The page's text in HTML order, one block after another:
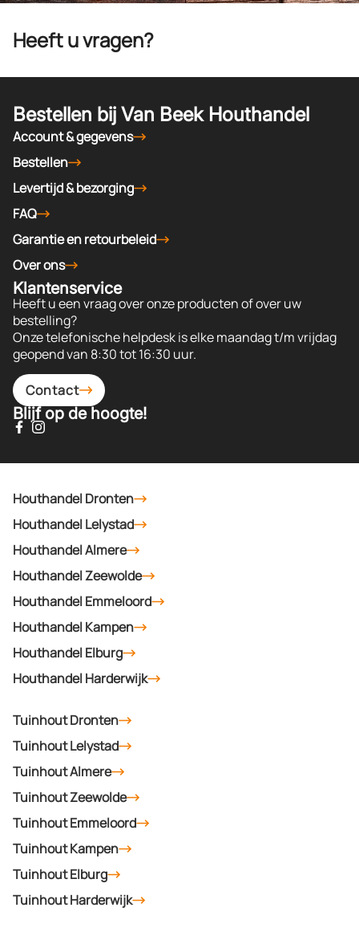
Heeft u vragen?
Bestellen bij Van Beek Houthandel
Account & gegevens
Bestellen
Levertijd & bezorging
FAQ
Garantie en retourbeleid
Over ons
Klantenservice
Heeft u een vraag over onze producten of over uw
bestelling?
Onze telefonische helpdesk is elke maandag t/m vrijdag
geopend van 8:30 tot 16:30 uur.
Contact
Blijf op de hoogte!
Houthandel Dronten
Houthandel Lelystad
Houthandel Almere
Houthandel Zeewolde
Houthandel Emmeloord
Houthandel Kampen
Houthandel Elburg
Houthandel Harderwijk
Tuinhout Dronten
Tuinhout Lelystad
Tuinhout Almere
Tuinhout Zeewolde
Tuinhout Emmeloord
Tuinhout Kampen
Tuinhout Elburg
Tuinhout Harderwijk